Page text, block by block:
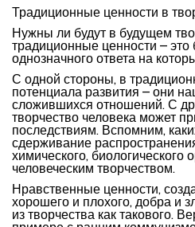
Традиционные ценности в
Нужны ли будут в будущем
традиционные ценности –
однозначного ответа на
С одной стороны, в
потенциала развития – они
сложившихся отношений. С
творчество человека может
последствиям. Вспомним,
сдерживание
химического, биологического
человеческим творчеством.
Нравственные ценности,
хорошего и плохого, добра и
из творчества как такового.